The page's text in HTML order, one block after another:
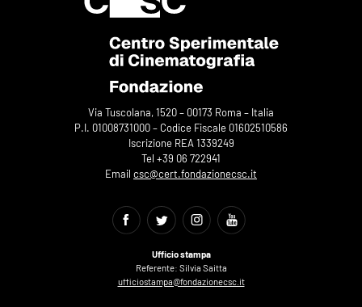
Via Tuscolana, 1520 – 00173 Roma – Italia
P.I. 01008731000 – Codice Fiscale 01602510586
Iscrizione REA 1339249
Tel +39 06 722941
Email csc@cert.fondazionecsc.it
Ufficio stampa
Referente: Silvia Saitta
ufficiostampa@fondazionecsc.it